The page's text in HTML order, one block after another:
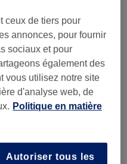
Treatwell
ceux de tiers pour
annonces, pour fournir
sociaux et pour
également des
vous utilisez notre site
d'analyse web, de
Politique en matière
Autoriser tous les